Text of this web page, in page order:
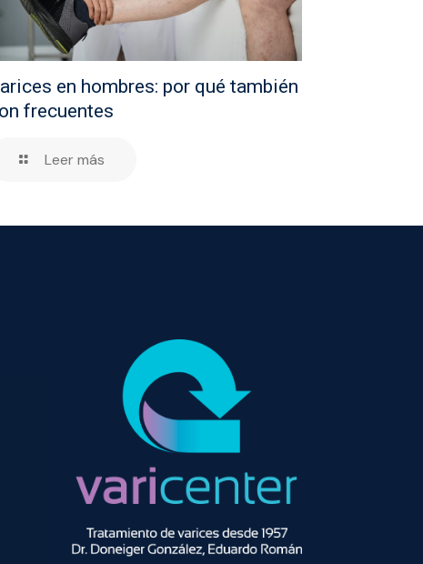
en hombres: por qué también
frecuentes
Leer más